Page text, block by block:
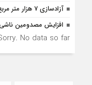
آزادسازی 7 هزار متر مربع از اراضی ملی در سوادکوه
افزایش مصدومین ناشی از
No data so far.